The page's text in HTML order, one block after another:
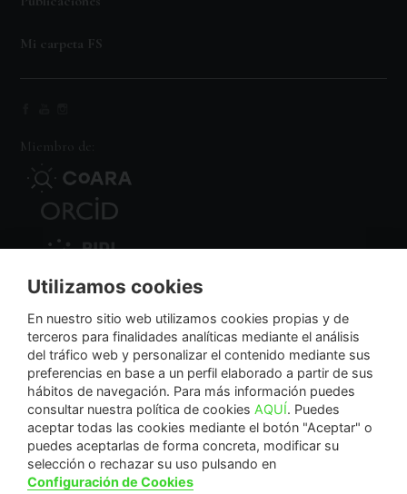
Mi carpeta FS
Miembro de:
Nodo Regional
NextGenerationEU
La Fundación Séneca-Agencia de Ciencia y Tecnología de la Región de Murcia es una
entidad sin ánimo de lucro, bajo forma de fundación del sector público autonómico, inscrita
con el número 1-15 en el Registro de Fundaciones de la Región de Murcia.
Utilizamos cookies
En nuestro sitio web utilizamos cookies propias y de
terceros para finalidades analíticas mediante el análisis
del tráfico web y personalizar el contenido mediante sus
preferencias en base a un perfil elaborado a partir de sus
hábitos de navegación. Para más información puedes
consultar nuestra política de cookies AQUÍ. Puedes
aceptar todas las cookies mediante el botón "Aceptar" o
puedes aceptarlas de forma concreta, modificar su
selección o rechazar su uso pulsando en
Configuración de Cookies